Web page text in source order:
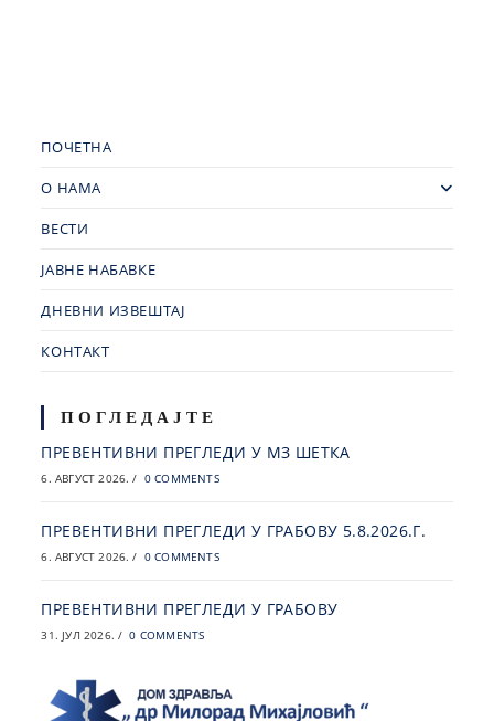
ПОЧЕТНА
О НАМА
ВЕСТИ
ЈАВНЕ НАБАВКЕ
ДНЕВНИ ИЗВЕШТАЈ
КОНТАКТ
ПОГЛЕДАЈТЕ
ПРЕВЕНТИВНИ ПРЕГЛЕДИ У МЗ ШЕТКА
6. АВГУСТ 2026. / 0 COMMENTS
ПРЕВЕНТИВНИ ПРЕГЛЕДИ У ГРАБОВУ 5.8.2026.Г.
6. АВГУСТ 2026. / 0 COMMENTS
ПРЕВЕНТИВНИ ПРЕГЛЕДИ У ГРАБОВУ
31. ЈУЛ 2026. / 0 COMMENTS